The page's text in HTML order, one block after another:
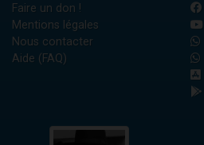
Faire un don !
Mentions légales
Nous contacter
Aide (FAQ)